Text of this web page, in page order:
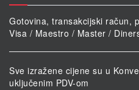
Gotovina, transakcijski račun,
Visa / Maestro / Master /
Sve izražene cijene su u
uključenim PDV-om